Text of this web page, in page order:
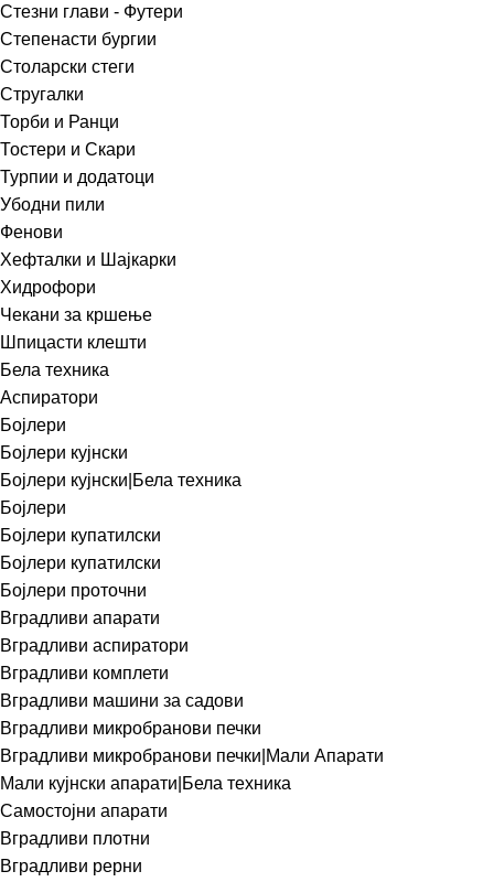
Стезни глави - Футери
Степенасти бургии
Столарски стеги
Стругалки
Торби и Ранци
Тостери и Скари
Турпии и додатоци
Убодни пили
Фенови
Хефталки и Шајкарки
Хидрофори
Чекани за кршење
Шпицасти клешти
Бела техника
Аспиратори
Бојлери
Бојлери кујнски
Бојлери кујнски|Бела техника
Бојлери
Бојлери купатилски
Бојлери купатилски
Бојлери проточни
Вградливи апарати
Вградливи аспиратори
Вградливи комплети
Вградливи машини за садови
Вградливи микробранови печки
Вградливи микробранови печки|Мали Апарати
Мали кујнски апарати|Бела техника
Самостојни апарати
Вградливи плотни
Вградливи рерни